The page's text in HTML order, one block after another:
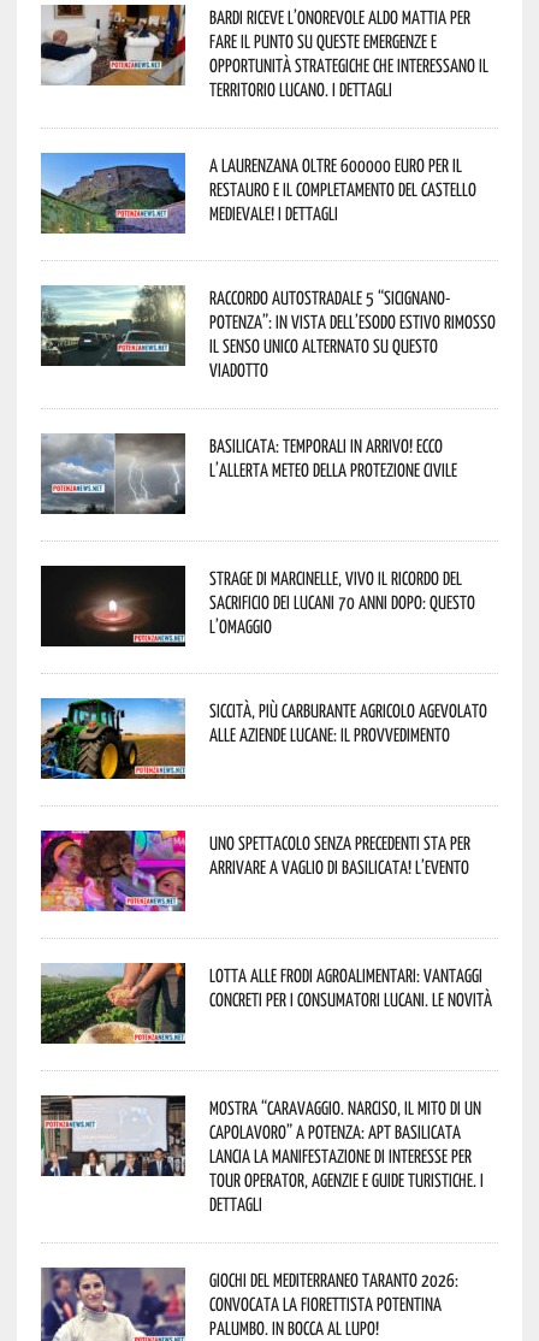
Bardi riceve l’onorevole Aldo Mattia per
fare il punto su queste emergenze e
opportunità strategiche che interessano il
territorio lucano. I dettagli
A Laurenzana oltre 600000 euro per il
restauro e il completamento del Castello
Medievale! I dettagli
Raccordo Autostradale 5 “Sicignano-
Potenza”: in vista dell’esodo estivo rimosso
il senso unico alternato su questo
viadotto
Basilicata: temporali in arrivo! Ecco
l’allerta meteo della Protezione civile
Strage di Marcinelle, vivo il ricordo del
sacrificio dei lucani 70 anni dopo: questo
l’omaggio
Siccità, più carburante agricolo agevolato
alle aziende lucane: il provvedimento
Uno spettacolo senza precedenti sta per
arrivare a Vaglio di Basilicata! L’evento
Lotta alle frodi agroalimentari: vantaggi
concreti per i consumatori lucani. Le novità
Mostra “Caravaggio. Narciso, il mito di un
capolavoro” a Potenza: APT Basilicata
lancia la manifestazione di interesse per
Tour Operator, Agenzie e Guide Turistiche. I
dettagli
Giochi del Mediterraneo Taranto 2026:
convocata la fiorettista potentina
Palumbo. In bocca al lupo!